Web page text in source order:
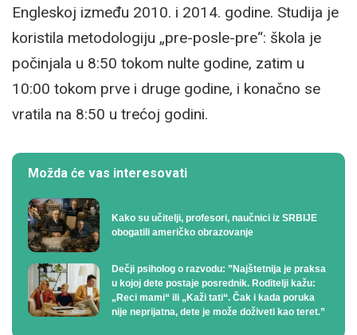
Engleskoj između 2010. i 2014. godine. Studija je
koristila metodologiju „pre-posle-pre“: škola je
počinjala u 8:50 tokom nulte godine, zatim u
10:00 tokom prve i druge godine, i konačno se
vratila na 8:50 u trećoj godini.
Možda će vas interesovati
Kako su učitelji, profesori, naučnici iz SRBIJE
obogatili američko obrazovanje
Dečji psiholog o razvodu: ”Najštetnija je praksa
u kojoj dete postaje posrednik. Roditelji kažu:
„Reci mami“ ili „Kaži tati“. Čak i kada poruka
nije neprijatna, dete je može doživeti kao teret.”